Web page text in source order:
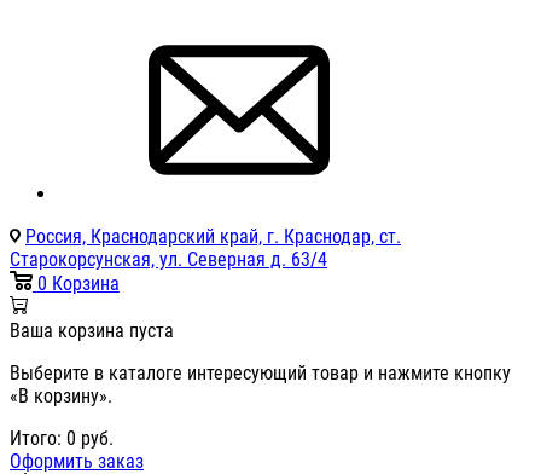
Россия, Краснодарский край, г. Краснодар, ст.
Старокорсунская, ул. Северная д. 63/4
0 Корзина
Ваша корзина пуста
Выберите в каталоге интересующий товар и нажмите кнопку
«В корзину».
Итого: 0 руб.
Оформить заказ